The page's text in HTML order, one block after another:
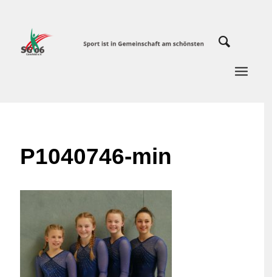
P1040746-min